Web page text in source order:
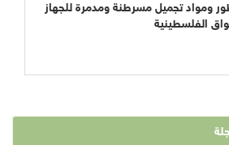
ومواد تجميل مسرطنة ومدمرة للجهاز
الفلسطينية